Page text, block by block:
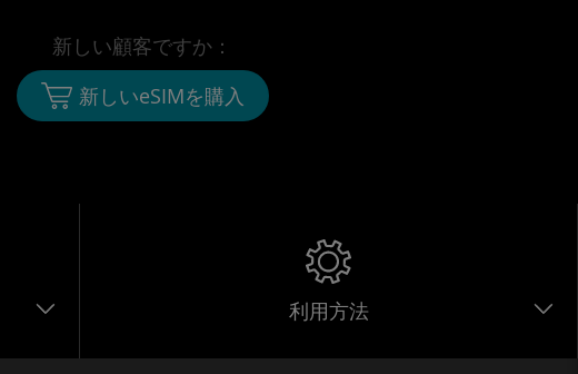
新しい顧客ですか：
新しいeSIMを購入
利用方法